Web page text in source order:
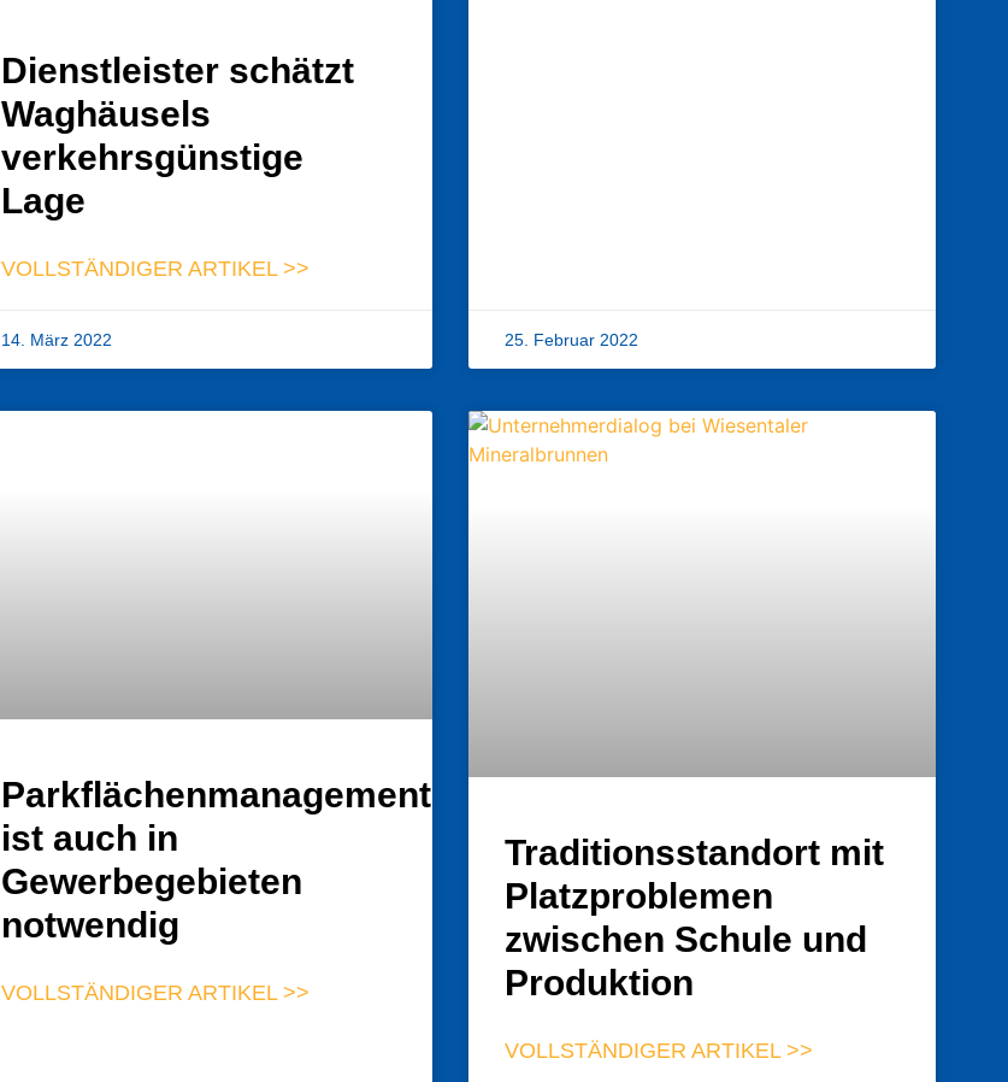
Dienstleister schätzt
Waghäusels
verkehrsgünstige
Lage
VOLLSTÄNDIGER ARTIKEL >>
14. März 2022 25. Februar 2022
Parkflächenmanagement
ist auch in
Gewerbegebieten
notwendig
VOLLSTÄNDIGER ARTIKEL >>
Traditionsstandort mit
Platzproblemen
zwischen Schule und
Produktion
VOLLSTÄNDIGER ARTIKEL >>